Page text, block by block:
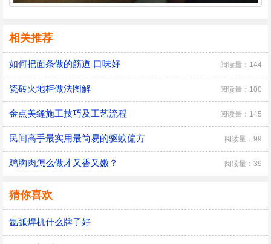
相关推荐
如何把面条做的筋道 口味好 阅读量：144
瓷砖夹地柜做法图解 阅读量：100
金点美缝施工技巧及工艺流程 阅读量：145
民间高手最实用最简易的驱蚊偏方 阅读量：99
鸡胸肉怎么做才又香又嫩？ 阅读量：39
猜你喜欢
氩弧焊机什么牌子好